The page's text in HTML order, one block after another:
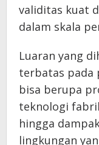
validitas kuat
dalam skala
Luaran yang
terbatas pada
bisa berupa
teknologi
hingga
lingkungan